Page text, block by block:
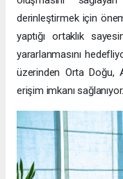
derinleştirmek için
yaptığı ortaklık
yararlanmasını
üzerinden Orta Doğu,
erişim imkanı sağlanıyor.